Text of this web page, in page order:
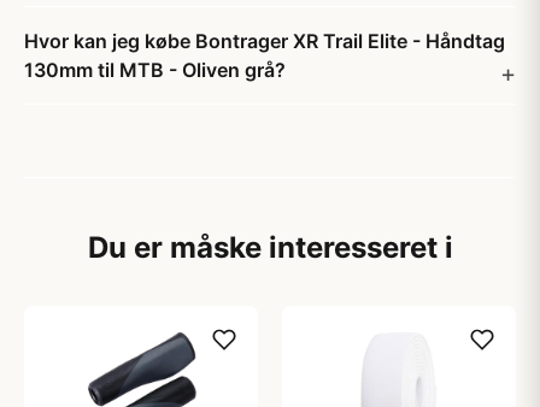
Hvor kan jeg købe Bontrager XR Trail Elite - Håndtag
130mm til MTB - Oliven grå?
Du er måske interesseret i